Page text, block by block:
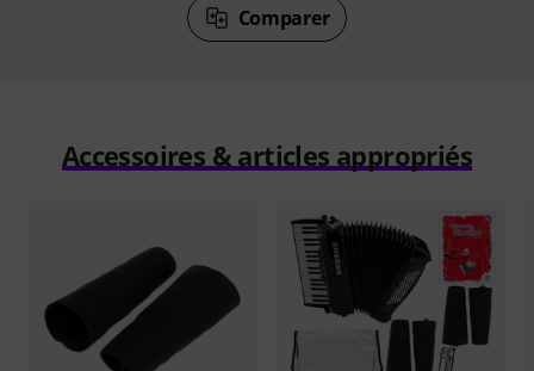
Comparer
Accessoires & articles appropriés